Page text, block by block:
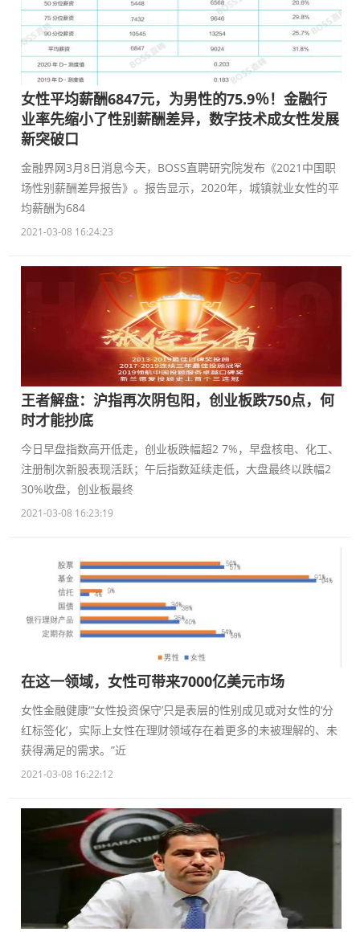
女性平均薪酬6847元，为男性的75.9％！金融行
业率先缩小了性别薪酬差异，数字技术成女性发展
新突破口
金融界网3月8日消息今天，BOSS直聘研究院发布《2021中国职
场性别薪酬差异报告》。报告显示，2020年，城镇就业女性的平
均薪酬为684
2021-03-08 16:24:23
王者解盘：沪指再次阴包阳，创业板跌750点，何
时才能抄底
今日早盘指数高开低走，创业板跌幅超2 7%，早盘核电、化工、
注册制次新股表现活跃；午后指数延续走低，大盘最终以跌幅2
30%收盘，创业板最终
2021-03-08 16:23:19
在这一领域，女性可带来7000亿美元市场
女性金融健康“‘女性投资保守’只是表层的性别成见或对女性的‘分
红标签化’，实际上女性在理财领域存在着更多的未被理解的、未
获得满足的需求。”近
2021-03-08 16:22:12